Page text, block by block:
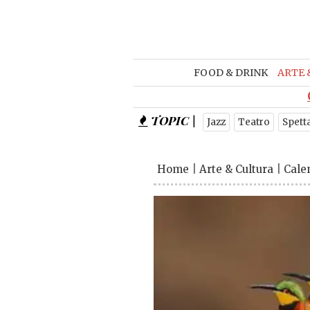
FOOD & DRINK ARTE
TOPIC | Jazz Teatro
Home Arte & Cultura